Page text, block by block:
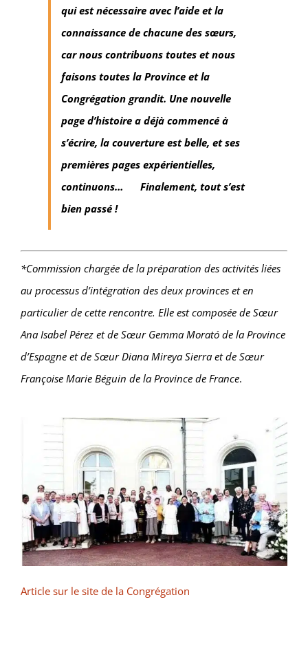
qui est nécessaire avec l’aide et la
connaissance de chacune des sœurs,
car nous contribuons toutes et nous
faisons toutes la Province et la
Congrégation grandit. Une nouvelle
page d’histoire a déjà commencé à
s’écrire, la couverture est belle, et ses
premières pages expérientielles,
continuons… Finalement, tout s’est
bien passé !
*Commission chargée de la préparation des activités liées
au processus d’intégration des deux provinces et en
particulier de cette rencontre. Elle est composée de Sœur
Ana Isabel Pérez et de Sœur Gemma Morató de la Province
d’Espagne et de Sœur Diana Mireya Sierra et de Sœur
Françoise Marie Béguin de la Province de France.
Article sur le site de la Congrégation